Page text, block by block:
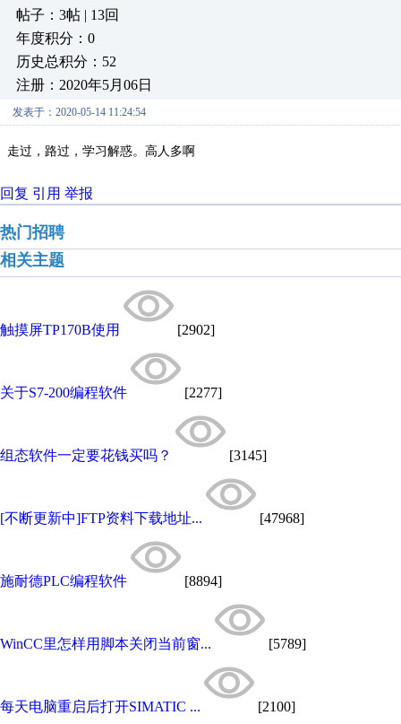
帖子：3帖 | 13回
年度积分：0
历史总积分：52
注册：2020年5月06日
发表于：2020-05-14 11:24:54
走过，路过，学习解惑。高人多啊
回复 引用 举报
热门招聘
相关主题
触摸屏TP170B使用 [2902]
关于S7-200编程软件 [2277]
组态软件一定要花钱买吗？ [3145]
[不断更新中]FTP资料下载地址... [47968]
施耐德PLC编程软件 [8894]
WinCC里怎样用脚本关闭当前窗... [5789]
每天电脑重启后打开SIMATIC ... [2100]